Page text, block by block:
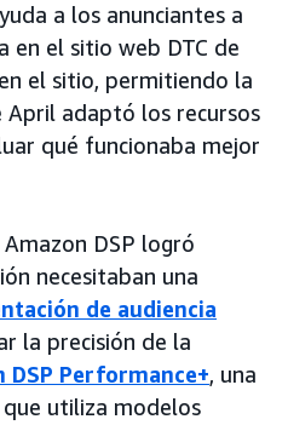
a los anunciantes a
el sitio web DTC de
el sitio, permitiendo la
April adaptó los recursos
qué funcionaba mejor
DSP logró
necesitaban una
de audiencia
la precisión de la
DSP Performance+, una
utiliza modelos